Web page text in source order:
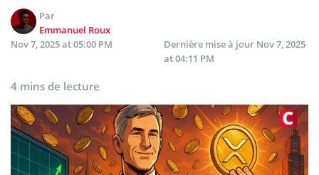
Par
Emmanuel Roux
Nov 7, 2025 at 05:00 PM
Dernière mise à jour Nov 7, 2025
at 04:11 PM
4 mins de lecture